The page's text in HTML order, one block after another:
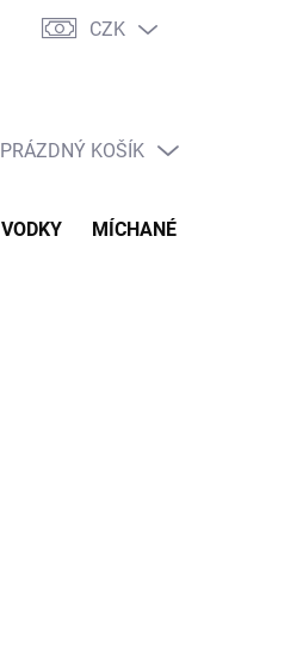
Doprava Jak balíme zásilky
CZK
NÁKUPNÍ
PRÁZDNÝ KOŠÍK
VODKY MÍCHANÉ DRINKY